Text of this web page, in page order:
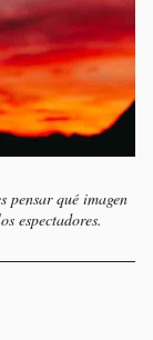
pensar qué imagen
espectadores.